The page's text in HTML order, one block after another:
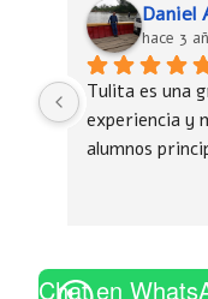
Daniel
hace 3
Tulita es una
experiencia y
alumnos
Chat en